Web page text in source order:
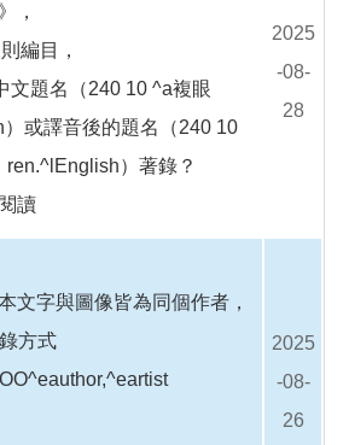
，
編目，
文題名（240 10 ^a複眼
）或譯音後的題名（240 10
）著錄？
讀
2025
-08-
28
文字與圖像皆為同個作者，
方式
2025
-08-
26